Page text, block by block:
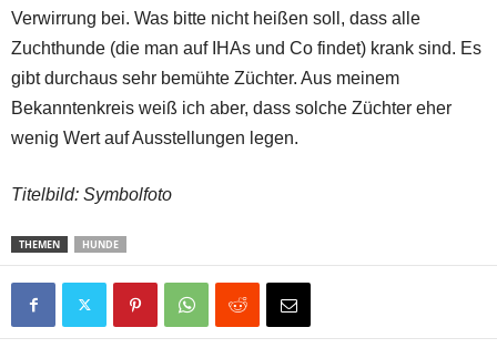
Verwirrung bei. Was bitte nicht heißen soll, dass alle
Zuchthunde (die man auf IHAs und Co findet) krank sind. Es
gibt durchaus sehr bemühte Züchter. Aus meinem
Bekanntenkreis weiß ich aber, dass solche Züchter eher
wenig Wert auf Ausstellungen legen.
Titelbild: Symbolfoto
THEMEN HUNDE